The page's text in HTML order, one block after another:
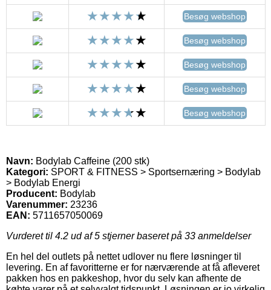
Besøg webshop
Besøg webshop
Besøg webshop
Besøg webshop
Besøg webshop
Navn: Bodylab Caffeine (200 stk)
Kategori: SPORT & FITNESS > Sportsernæring > Bodylab
> Bodylab Energi
Producent: Bodylab
Varenummer: 23236
EAN: 5711657050069
Vurderet til 4.2 ud af 5 stjerner baseret på 33 anmeldelser
En hel del outlets på nettet udlover nu flere løsninger til
levering. En af favoritterne er for nærværende at få afleveret
pakken hos en pakkeshop, hvor du selv kan afhente de